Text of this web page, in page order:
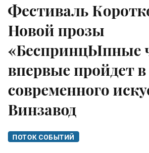
Фестиваль
Новой прозы
«БеспринцЫпные
впервые пройдет
современного
Винзавод
ПОТОК СОБЫТИЙ